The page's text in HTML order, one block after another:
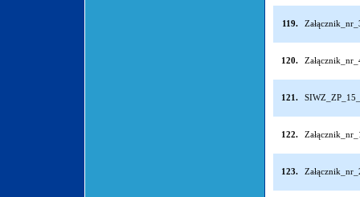
119.
120.
121.
122.
123.